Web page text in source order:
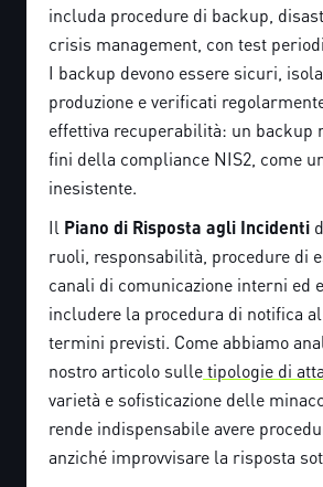
includa procedure di backup,
crisis management, con test
I backup devono essere sicuri,
produzione e verificati
effettiva recuperabilità: un backup
fini della compliance NIS2, come
inesistente.
Il Piano di Risposta agli Incidenti
ruoli, responsabilità, procedure di
canali di comunicazione interni ed
includere la procedura di notifica
termini previsti. Come abbiamo
nostro articolo sulletipologie di
varietà e sofisticazione delle
rende indispensabile avere
anziché improvvisare la risposta